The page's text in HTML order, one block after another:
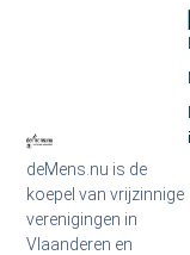
deMens.nu is de
koepel van vrijzinnige
verenigingen in
Vlaanderen en